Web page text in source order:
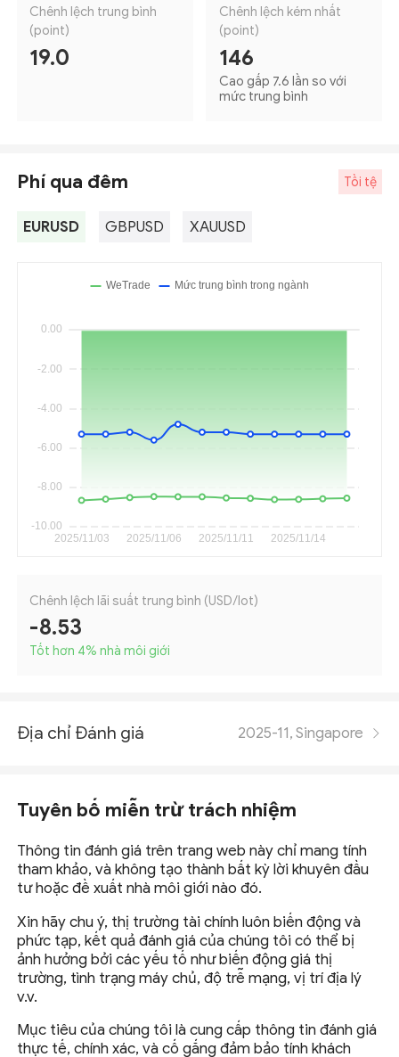
Chênh lệch trung bình
(point)
19.0
Chênh lệch kém nhất
(point)
146
Cao gấp 7.6 lần so với
mức trung bình
Phí qua đêm Tồi tệ
EURUSD GBPUSD XAUUSD
Chênh lệch lãi suất trung bình (USD/lot)
-8.53
Tốt hơn 4% nhà môi giới
Địa chỉ Đánh giá 2025-11, Singapore
Tuyên bố miễn trừ trách nhiệm
Thông tin đánh giá trên trang web này chỉ mang tính
tham khảo, và không tạo thành bất kỳ lời khuyên đầu
tư hoặc đề xuất nhà môi giới nào đó.
Xin hãy chu ý, thị trường tài chính luôn biến động và
phức tạp, kết quả đánh giá của chúng tôi có thể bị
ảnh hưởng bởi các yếu tố như biến động giá thị
trường, tình trạng máy chủ, độ trễ mạng, vị trí địa lý
v.v.
Mục tiêu của chúng tôi là cung cấp thông tin đánh giá
thực tế, chính xác, và cố gắng đảm bảo tính khách